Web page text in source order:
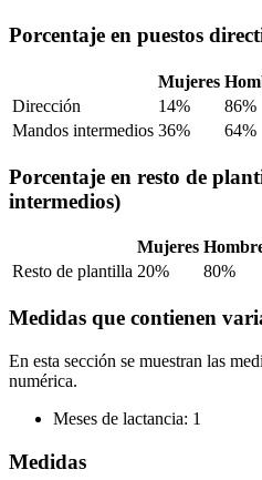
Porcentaje en puestos
Mujeres
Dirección
14%
86%
Mandos intermedios 36% 64%
Porcentaje en resto de
intermedios)
Mujeres
Resto de plantilla 20% 80%
Medidas que contienen
En esta sección se muestran las
numérica.
Meses de lactancia: 1
Medidas